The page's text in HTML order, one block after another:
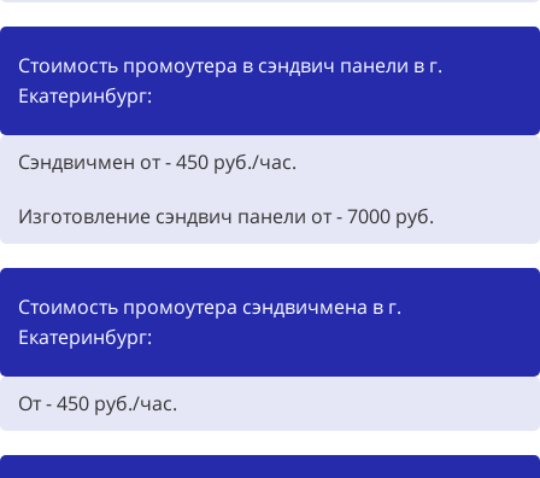
Стоимость промоутера в сэндвич панели в г.
Екатеринбург:
Сэндвичмен от - 450 руб./час.
Изготовление сэндвич панели от -7000 руб.
Стоимость промоутера сэндвичмена в г.
Екатеринбург:
От - 450 руб./час.